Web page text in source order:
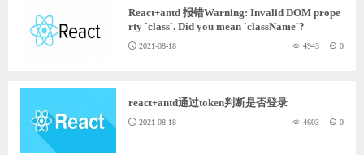
React+antd 报错Warning: Invalid DOM prope
rty `class`. Did you mean `className`?
2021-08-18 4943 0
react+antd通过token判断是否登录
2021-08-18 4603 0